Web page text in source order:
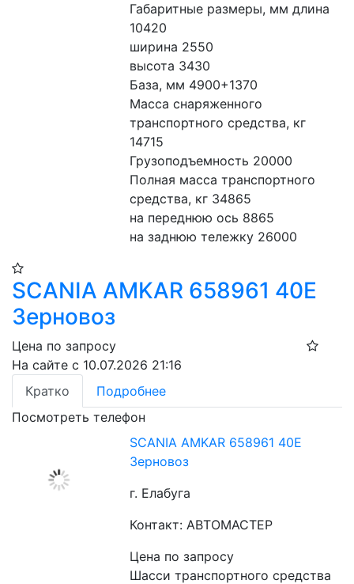
Габаритные размеры, мм длина
10420
ширина 2550
высота 3430
База, мм 4900+1370
Масса снаряженного
транспортного средства, кг
14715
Грузоподъемность 20000
Полная масса транспортного
средства, кг 34865
на переднюю ось 8865
на заднюю тележку 26000
SСANIA AMKAR 658961 40E
Зерновоз
Цена по запросу
На сайте с 10.07.2026 21:16
Кратко
Подробнее
Посмотреть телефон
SСANIA AMKAR 658961 40E
Зерновоз
г. Елабуга
Контакт: АВТОМАСТЕР
Цена по запросу
Шасси транспортного средства